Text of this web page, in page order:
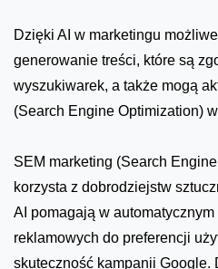
Dzięki AI w marketingu
generowanie treści, które są
wyszukiwarek, a także mogą
(Search Engine Optimization)
SEM marketing (Search
korzysta z dobrodziejstw
AI pomagają w
reklamowych do preferencji
skuteczność kampanii Google.